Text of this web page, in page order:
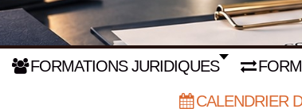
FORMATIONS JURIDIQUES
CALENDRIER